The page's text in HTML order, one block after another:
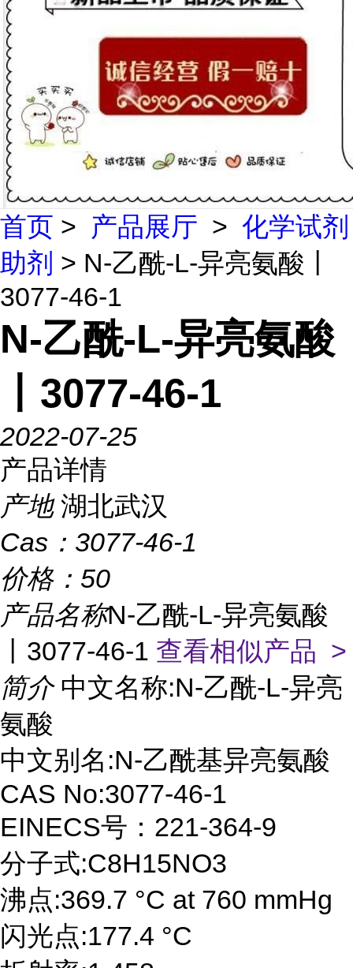
首页 > 产品展厅 > 化学试剂
助剂 > N-乙酰-L-异亮氨酸丨
3077-46-1
N-乙酰-L-异亮氨酸
丨3077-46-1
2022-07-25
产品详情
产地 湖北武汉
Cas： 3077-46-1
价格： 50
产品名称N-乙酰-L-异亮氨酸
丨3077-46-1 查看相似产品 >
简介 中文名称:N-乙酰-L-异亮
氨酸
中文别名:N-乙酰基异亮氨酸
CAS No:3077-46-1
EINECS号：221-364-9
分子式:C8H15NO3
沸点:369.7 °C at 760 mmHg
闪光点:177.4 °C